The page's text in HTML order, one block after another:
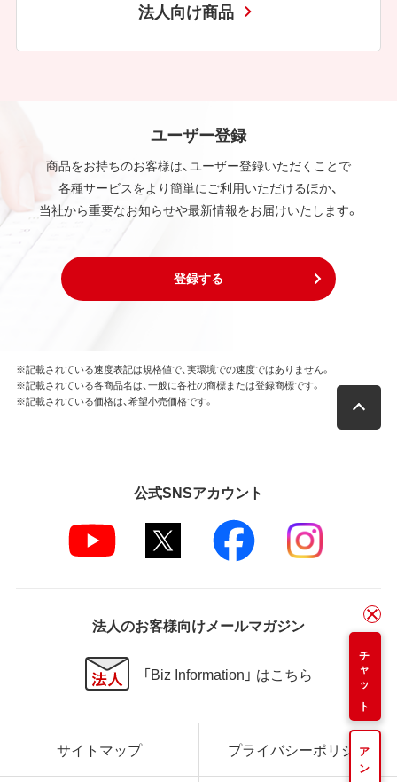
法人向け商品
ユーザー登録
商品をお持ちのお客様は、ユーザー登録いただくことで
各種サービスをより簡単にご利用いただけるほか、
当社から重要なお知らせや最新情報をお届けいたします。
登録する
チャット
※記載されている速度表記は規格値で、実環境での速度ではありません。
※記載されている各商品名は、一般に各社の商標または登録商標です。
※記載されている価格は、希望小売価格です。
公式SNSアカウント
法人のお客様向けメールマガジン
「Biz Information」 はこちら
サイトマップ プライバシーポリシー